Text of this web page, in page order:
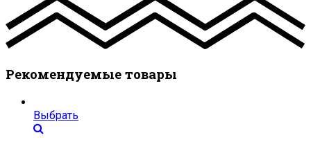
Рекомендуемые товары
Выбрать